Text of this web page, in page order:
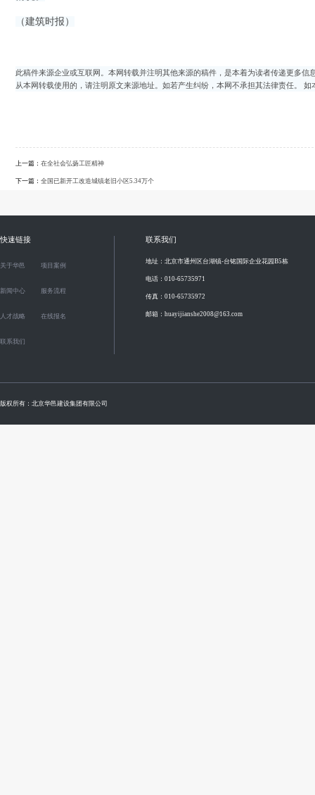
（建筑时报）
此稿件来源企业或互联网。本网转载并注明其他来源的稿件，是本着为读者传递更多
从本网转载使用的，请注明原文来源地址。如若产生纠纷，本网不承担其法律责任。
上一篇： 在全社会弘扬工匠精神
下一篇： 全国已新开工改造城镇老旧小区5.34万个
快速链接
关于华邑 项目案例
新闻中心 服务流程
人才战略 在线报名
联系我们
联系我们
地址：北京市通州区台湖镇-台铭国际企业花园B5栋
电话：010-65735971
传真：010-65735972
邮箱：huayijianshe2008@163.com
版权所有：北京华邑建设集团有限公司